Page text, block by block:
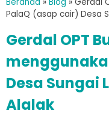
PalaQ (asap cair) Desa
Gerdal OPT
Desa Sungai
Alalak